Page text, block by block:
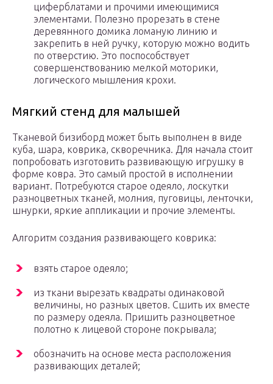
циферблатами и прочими имеющимися
элементами. Полезно прорезать в стене
деревянного домика ломаную линию и
закрепить в ней ручку, которую можно водить
по отверстию. Это поспособствует
совершенствованию мелкой моторики,
логического мышления крохи.
Мягкий стенд для малышей
Тканевой бизиборд может быть выполнен в виде
куба, шара, коврика, скворечника. Для начала стоит
попробовать изготовить развивающую игрушку в
форме ковра. Это самый простой в исполнении
вариант. Потребуются старое одеяло, лоскутки
разноцветных тканей, молния, пуговицы, ленточки,
шнурки, яркие аппликации и прочие элементы.
Алгоритм создания развивающего коврика:
взять старое одеяло;
из ткани вырезать квадраты одинаковой
величины, но разных цветов. Сшить их вместе
по размеру одеяла. Пришить разноцветное
полотно к лицевой стороне покрывала;
обозначить на основе места расположения
развивающих деталей;